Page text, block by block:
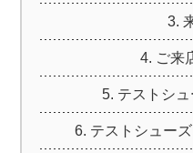
ご来
テストシ
テストシュー